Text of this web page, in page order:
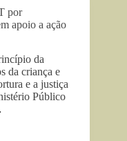
por
apoio a ação
da
da criança e
e a justiça
Público